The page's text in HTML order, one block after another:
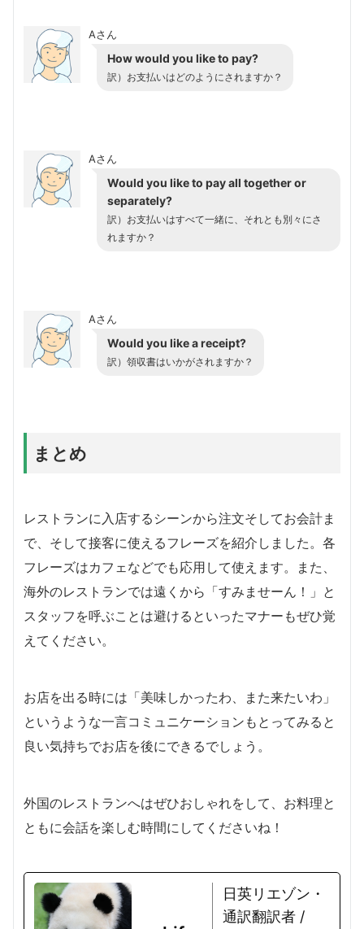
Aさん
How would you like to pay?
訳）お支払いはどのようにされますか？
Aさん
Would you like to pay all together or
separately?
訳）お支払いはすべて一緒に、それとも別々にさ
れますか？
Aさん
Would you like a receipt?
訳）領収書はいかがされますか？
まとめ
レストランに入店するシーンから注文そしてお会計ま
で、そして接客に使えるフレーズを紹介しました。各
フレーズはカフェなどでも応用して使えます。また、
海外のレストランでは遠くから「すみませーん！」と
スタッフを呼ぶことは避けるといったマナーもぜひ覚
えてください。
お店を出る時には「美味しかったわ、また来たいわ」
というような一言コミュニケーションもとってみると
良い気持ちでお店を後にできるでしょう。
外国のレストランへはぜひおしゃれをして、お料理と
ともに会話を楽しむ時間にしてくださいね！
日英リエゾン・
通訳翻訳者 /